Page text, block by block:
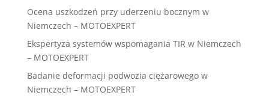
Ocena uszkodzeń przy uderzeniu bocznym w
Niemczech – MOTOEXPERT
Ekspertyza systemów wspomagania TIR w Niemczech
– MOTOEXPERT
Badanie deformacji podwozia ciężarowego w
Niemczech – MOTOEXPERT